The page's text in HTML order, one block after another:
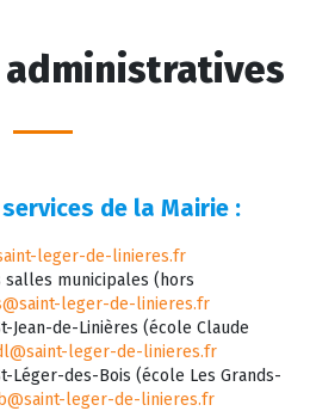
administratives
de la Mairie :
leger-de-linieres.fr
salles municipales (hors
leger-de-linieres.fr
Jean-de-Linières (école Claude
leger-de-linieres.fr
Léger-des-Bois (école Les Grands-
leger-de-linieres.fr